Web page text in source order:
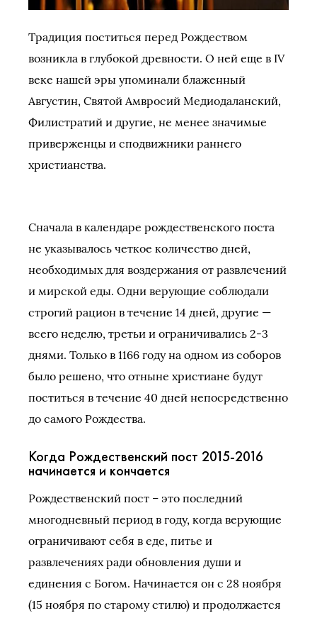
Традиция поститься перед Рождеством
возникла в глубокой древности. О ней еще в IV
веке нашей эры упоминали блаженный
Августин, Святой Амвросий Медиодаланский,
Филистратий и другие, не менее значимые
приверженцы и сподвижники раннего
христианства.
Сначала в календаре рождественского поста
не указывалось четкое количество дней,
необходимых для воздержания от развлечений
и мирской еды. Одни верующие соблюдали
строгий рацион в течение 14 дней, другие —
всего неделю, третьи и ограничивались 2-3
днями. Только в 1166 году на одном из соборов
было решено, что отныне христиане будут
поститься в течение 40 дней непосредственно
до самого Рождества.
Когда Рождественский пост 2015-2016
начинается и кончается
Рождественский пост – это последний
многодневный период в году, когда верующие
ограничивают себя в еде, питье и
развлечениях ради обновления души и
единения с Богом. Начинается он с 28 ноября
(15 ноября по старому стилю) и продолжается